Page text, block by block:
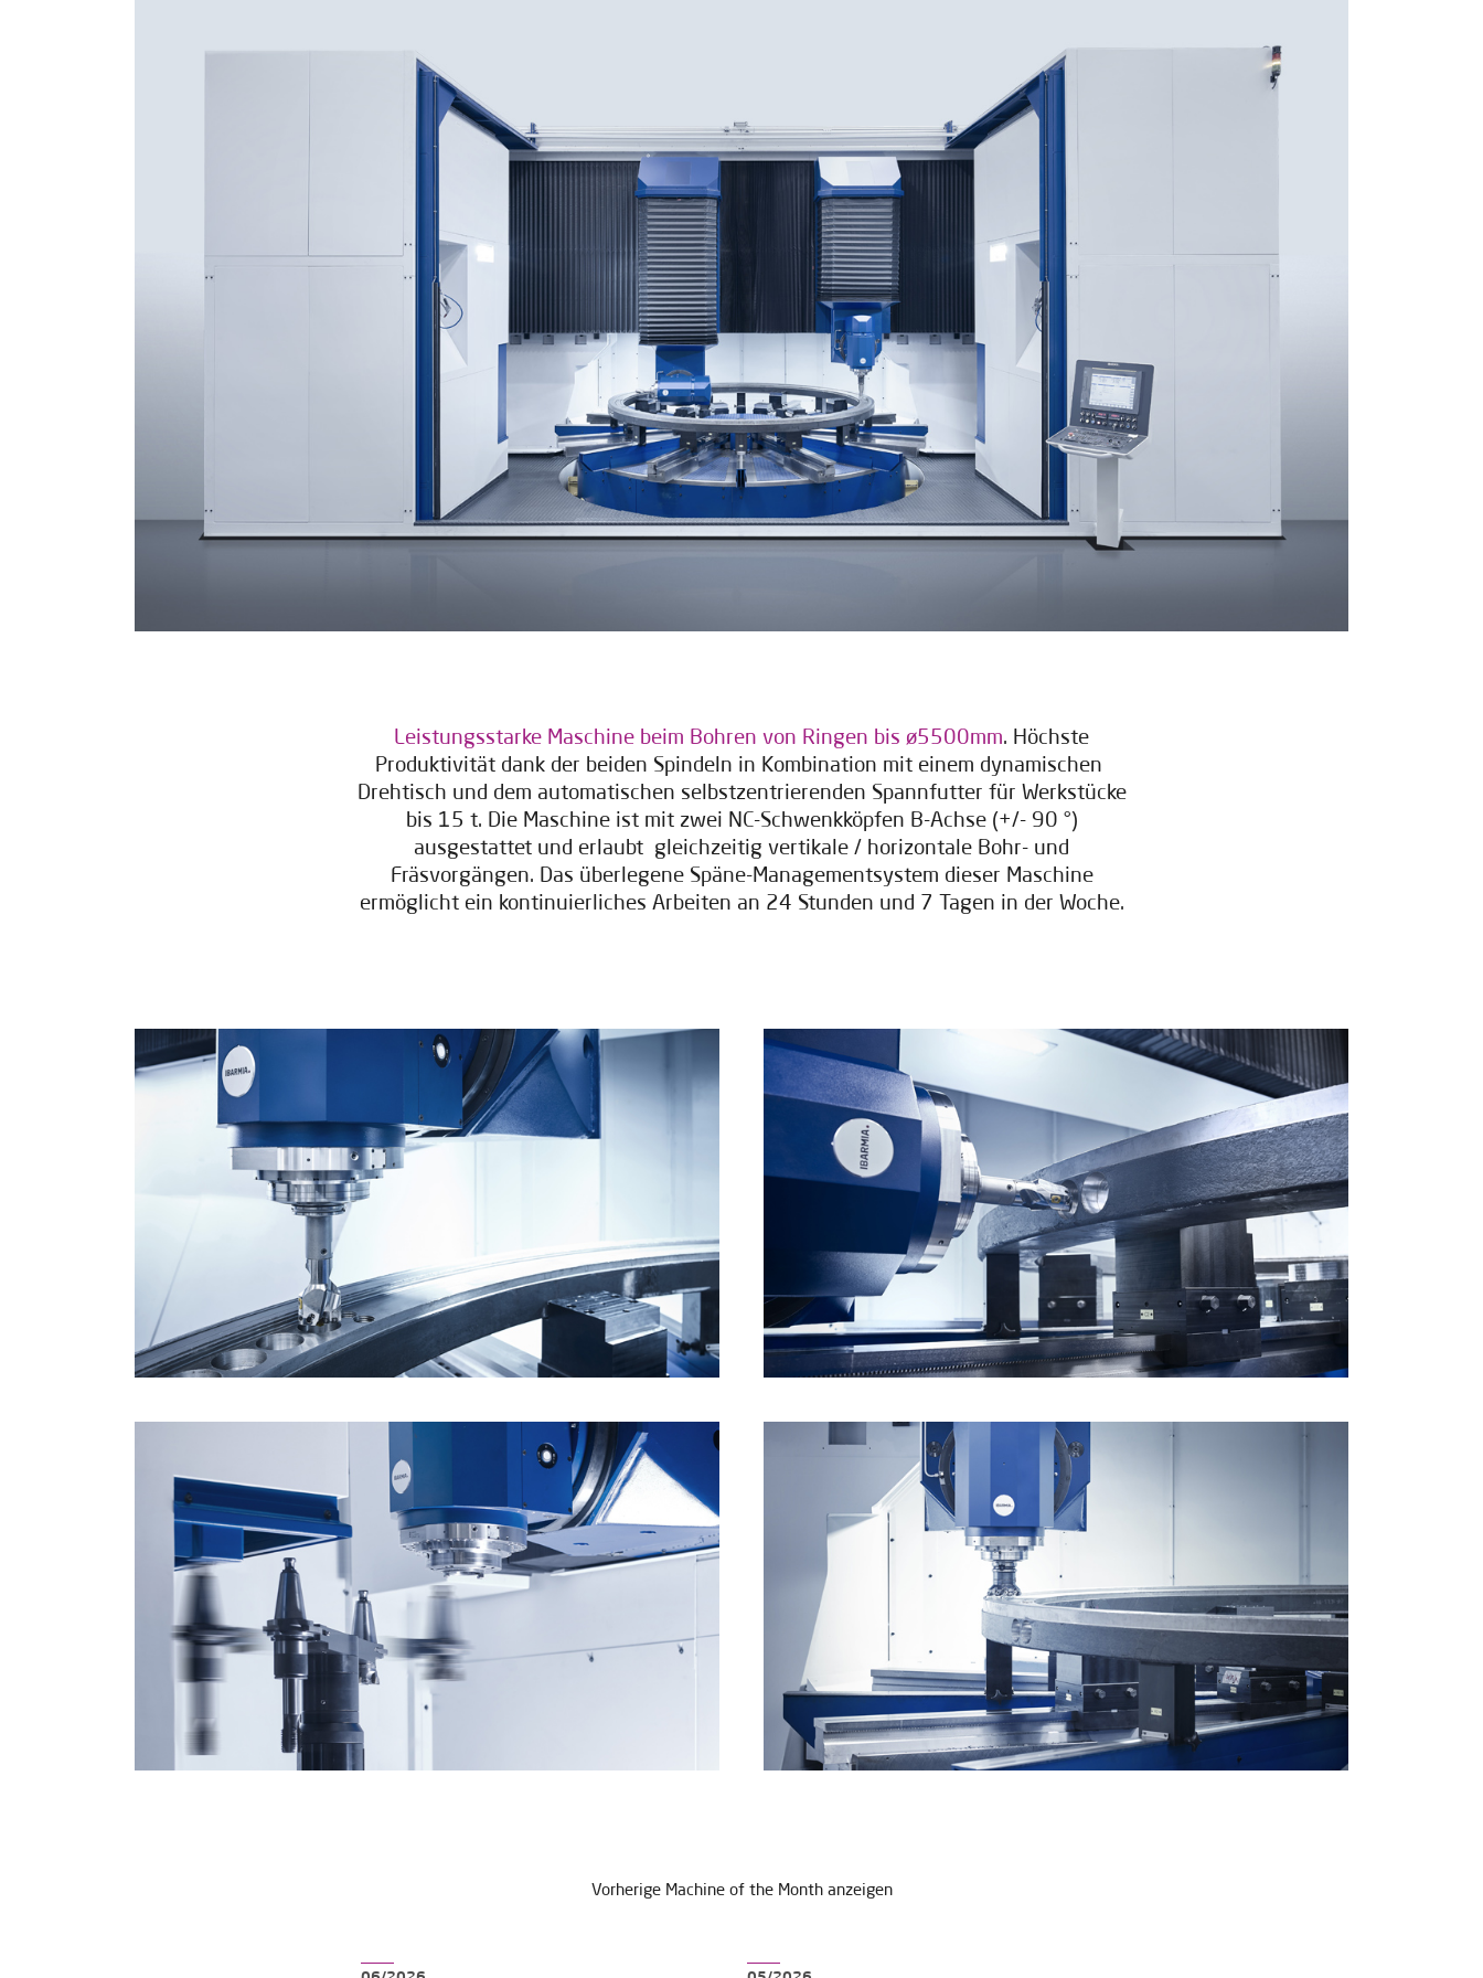
Leistungsstarke Maschine beim Bohren von Ringen bis ø5500mm. Höchste
Produktivität dank der beiden Spindeln in Kombination mit einem dynamischen
Drehtisch und dem automatischen selbstzentrierenden Spannfutter für Werkstücke
bis 15 t. Die Maschine ist mit zwei NC-Schwenkköpfen B-Achse (+/- 90 °)
ausgestattet und erlaubt gleichzeitig vertikale / horizontale Bohr- und
Fräsvorgängen. Das überlegene Späne-Managementsystem dieser Maschine
ermöglicht ein kontinuierliches Arbeiten an 24 Stunden und 7 Tagen in der Woche.
Vorherige Machine of the Month anzeigen